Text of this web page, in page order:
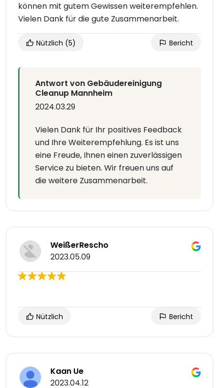
können mit gutem Gewissen weiterempfehlen.
Vielen Dank für die gute Zusammenarbeit.
Nützlich (5) Bericht
Antwort von Gebäudereinigung
Cleanup Mannheim
2024.03.29
Vielen Dank für Ihr positives Feedback
und Ihre Weiterempfehlung. Es ist uns
eine Freude, Ihnen einen zuverlässigen
Service zu bieten. Wir freuen uns auf
die weitere Zusammenarbeit.
WeißerRescho
2023.05.09
Nützlich Bericht
Kaan Ue
2023.04.12